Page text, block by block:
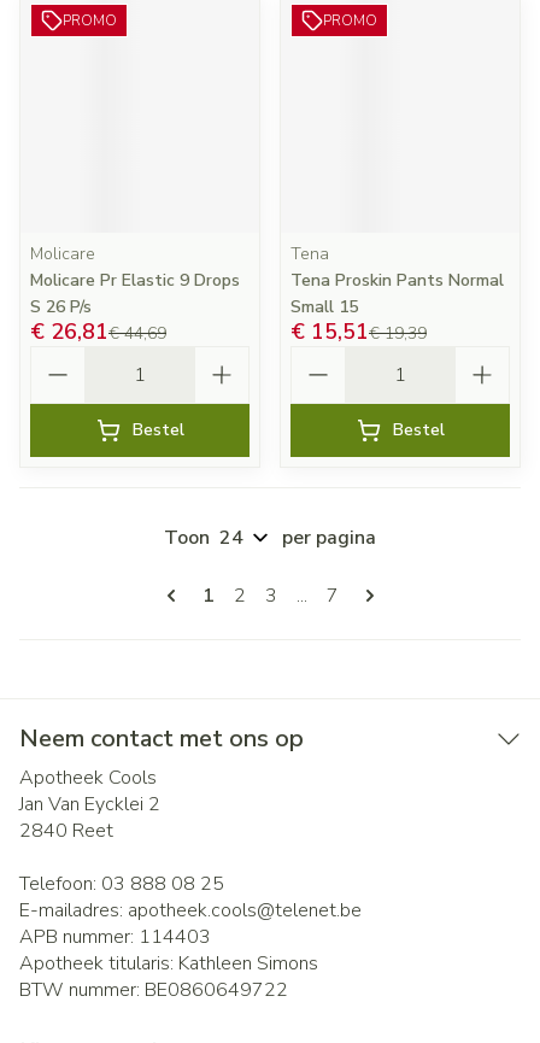
PROMO
Molicare
Molicare Pr Elastic 9 Drops
S 26 P/s
€ 44,69
€ 26,81
Bestel
PROMO
Tena
Tena Proskin Pants Normal
Small 15
€ 19,39
€ 15,51
Bestel
Pagina's
U lees momenteel pagina
1 Pagina
2 Pagina
3 ... Pagina
7
Toon per pagina
Neem contact met ons op
Apotheek Cools
Jan Van Eycklei 2
2840 Reet
Telefoon: 03 888 08 25
E-mailadres: apotheek.cools@telenet.be
APB nummer: 114403
Apotheek titularis: Kathleen Simons
BTW nummer: BE0860649722